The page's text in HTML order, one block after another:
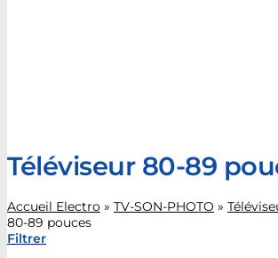
Téléviseur 80-89
Accueil Electro » TV-SON-PHOTO »
80-89 pouces
Filtrer